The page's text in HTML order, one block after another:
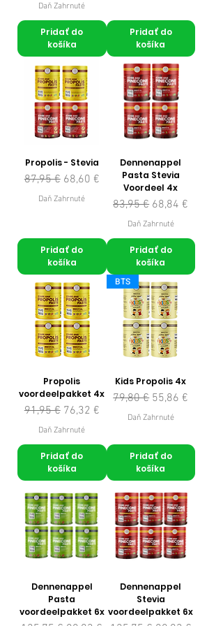
Daň Zahrnuté
Pridať do
košíka
Pridať do
košíka
Propolis - Stevia
Normálna cena
87,95 € Zľavnená cena
68,60 €
Daň Zahrnuté
Pridať do
košíka
Dennenappel
Pasta Stevia
Voordeel 4x
Normálna cena
83,95 € Zľavnená cena
68,84 €
Daň Zahrnuté
Pridať do
košíka
Propolis
voordeelpakket 4x
Normálna cena
91,95 € Zľavnená cena
76,32 €
Daň Zahrnuté
Pridať do
košíka
BTS
Kids Propolis 4x
Normálna cena
79,80 € Zľavnená cena
55,86 €
Daň Zahrnuté
Pridať do
košíka
Dennenappel
Pasta
voordeelpakket 6x
Dennenappel
Stevia
voordeelpakket 6x